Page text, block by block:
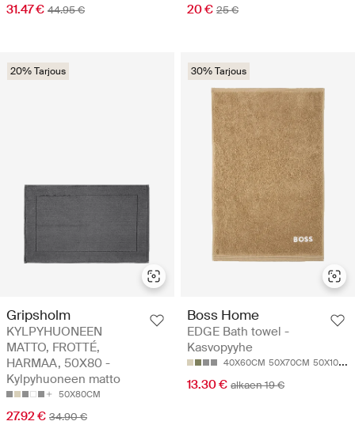
31.47 € 44.95 € 20 € 25 €
20% Tarjous
Gripsholm
KYLPYHUONEEN
MATTO, FROTTÉ,
HARMAA, 50X80 -
Kylpyhuoneen matto
50X80CM
27.92 € 34.90 €
30% Tarjous
Boss Home
EDGE Bath towel -
Kasvopyyhe
40X60CM 50X70CM 50X100CM
13.30 € alkaen 19 €